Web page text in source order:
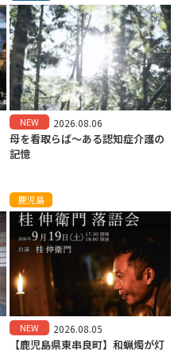
NEW 2026.08.06
母を看取らば～ある認知症介護の
記憶
鹿児島
NEW 2026.08.05
【鹿児島県東串良町】和蝋燭が灯